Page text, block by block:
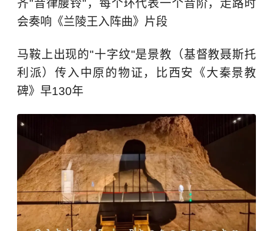
齐"音律腰铃"，每个环代表一个音阶，走路时
会奏响《兰陵王入阵曲》片段
马鞍上出现的"十字纹"是景教（基督教聂斯托
利派）传入中原的物证，比西安《大秦景教
碑》早130年